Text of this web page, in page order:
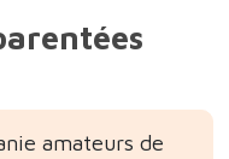
amateurs de